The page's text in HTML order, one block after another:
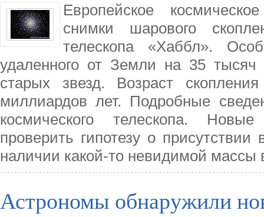
Европейское
снимки шарового
телескопа «Хаббл».
удаленного от Земли на 35
старых звезд. Возраст
миллиардов лет. Подробные
космического телескопа.
проверить гипотезу о
наличии какой-то невидимой массы
Астрономы обнаружили